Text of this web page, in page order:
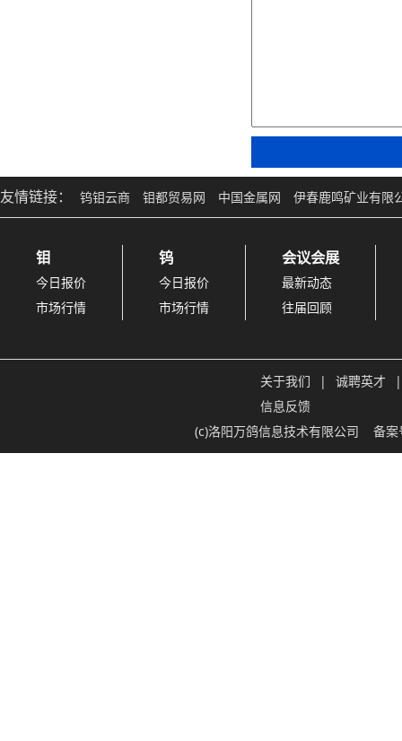
友情链接： 钨钼云商 钼都贸易网 中国金属网 伊春鹿鸣矿业有限
钼
今日报价
市场行情
钨
今日报价
市场行情
会议会展
最新动态
往届回顾
关于我们 | 诚聘英才
|
信息反馈
(c)洛阳万鸽信息技术有限公司 备案